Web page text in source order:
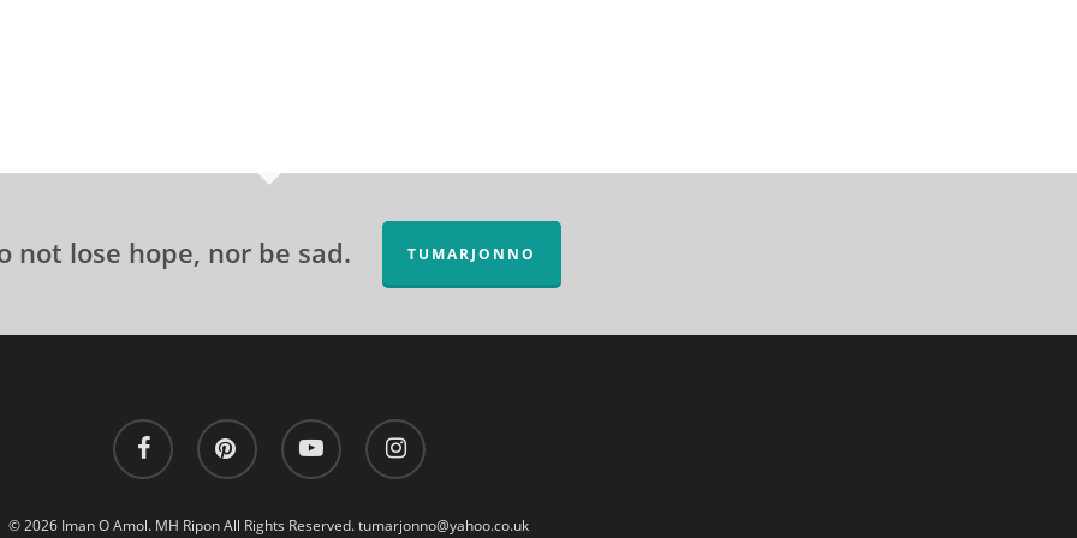
not lose hope, nor be sad. TUMARJONNO
facebook pinterest youtube instagram
© 2026 Iman O Amol. MH Ripon All Rights Reserved.tumarjonno@yahoo.co.uk